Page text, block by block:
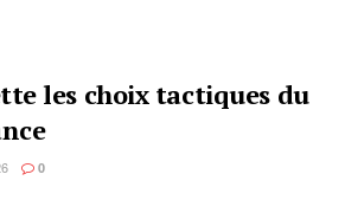
les choix tactiques du
0